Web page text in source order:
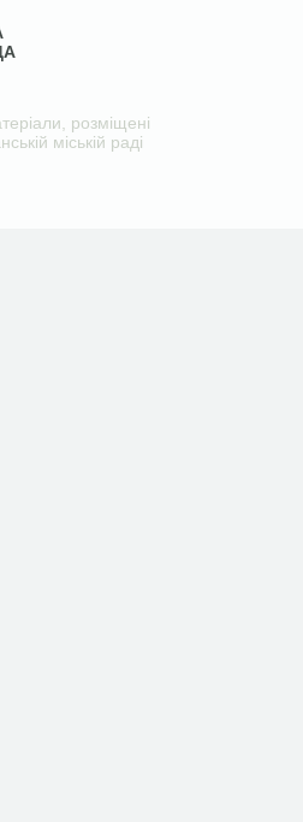
розміщені
міській раді